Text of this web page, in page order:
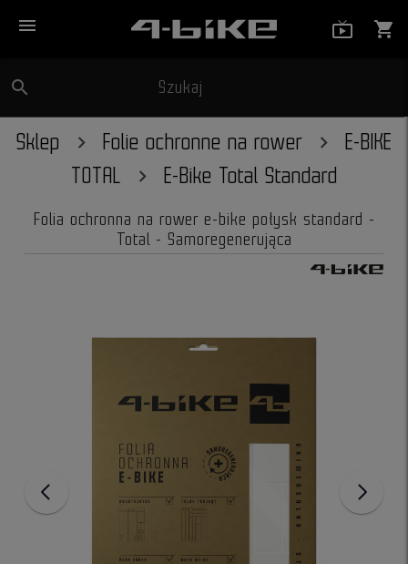
menu shopping_cart
search Szukaj
Sklep Folie ochronne na rower
E-BIKE
TOTAL
E-Bike Total Standard
Folia ochronna na rower e-bike połysk standard -
Total - Samoregenerująca